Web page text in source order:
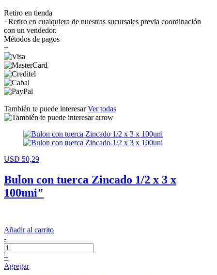
Retiro en tienda
· Retiro en cualquiera de nuestras sucursales previa coordinación
con un vendedor.
Métodos de pagos
+
También te puede interesarVer todas
USD 50,29
Bulon con tuerca Zincado 1/2 x 3 x
100uni"
Añadir al carrito
-
+
Agregar